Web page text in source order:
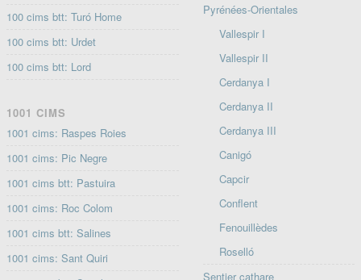
100 cims btt: Turó Home
100 cims btt: Urdet
100 cims btt: Lord
1001 CIMS
1001 cims: Raspes Roies
1001 cims: Pic Negre
1001 cims btt: Pastuira
1001 cims: Roc Colom
1001 cims btt: Salines
1001 cims: Sant Quiri
Pyrénées-Orientales
Vallespir I
Vallespir II
Cerdanya I
Cerdanya II
Cerdanya III
Canigó
Capcir
Conflent
Fenouillèdes
Roselló
Sentier cathare